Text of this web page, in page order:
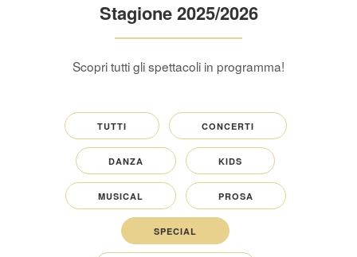
Stagione 2025/2026
Scopri tutti gli spettacoli in programma!
TUTTI CONCERTI
DANZA KIDS
MUSICAL PROSA
SPECIAL